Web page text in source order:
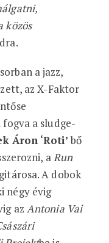
közös
a jazz,
az X-Faktor
a sludge-
Áron ‘Roti’bő
aRun
A dobok
négy évig
az Antonia Vai